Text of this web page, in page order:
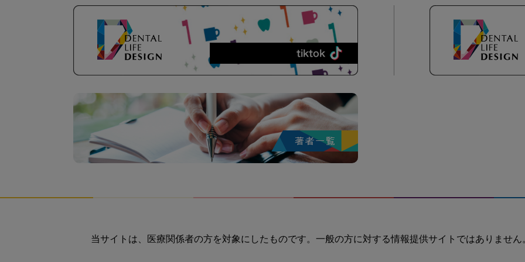
当サイトは、医療関係者の方を対象にしたものです。一般の方に対する情報提供サイトではありません